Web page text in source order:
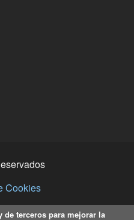
Cookies
terceros para mejorar la